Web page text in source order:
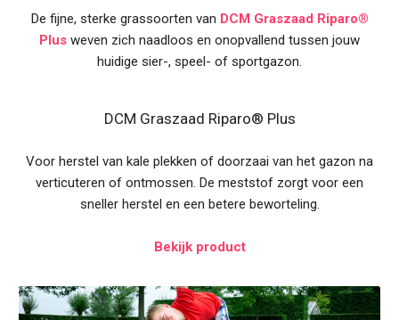
De fijne, sterke grassoorten van DCM Graszaad Riparo®
Plus weven zich naadloos en onopvallend tussen jouw
huidige sier-, speel- of sportgazon.
DCM Graszaad Riparo® Plus
Voor herstel van kale plekken of doorzaai van het gazon na
verticuteren of ontmossen. De meststof zorgt voor een
sneller herstel en een betere beworteling.
Bekijk product